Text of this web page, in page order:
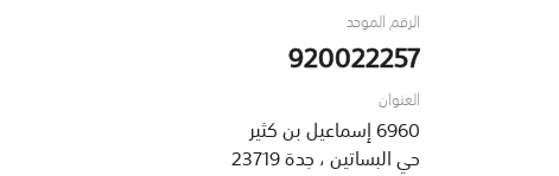
الرقم الموحد
920022257
العنوان
6960 إسماعيل بن كثير
حي البساتين ، جدة 23719